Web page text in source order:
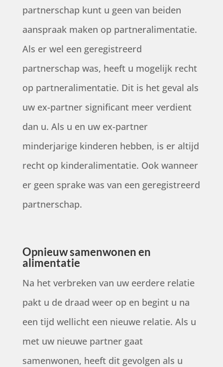
partnerschap kunt u geen van beiden
aanspraak maken op partneralimentatie.
Als er wel een geregistreerd
partnerschap was, heeft u mogelijk recht
op partneralimentatie. Dit is het geval als
uw ex-partner significant meer verdient
dan u. Als u en uw ex-partner
minderjarige kinderen hebben, is er altijd
recht op kinderalimentatie. Ook wanneer
er geen sprake was van een geregistreerd
partnerschap.
Opnieuw samenwonen en
alimentatie
Na het verbreken van uw eerdere relatie
pakt u de draad weer op en begint u na
een tijd wellicht een nieuwe relatie. Als u
met uw nieuwe partner gaat
samenwonen, heeft dit gevolgen als u